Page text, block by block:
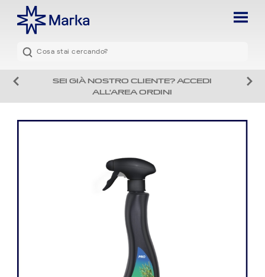
SEI GIÀ NOSTRO CLIENTE? ACCEDI
ALL'AREA ORDINI